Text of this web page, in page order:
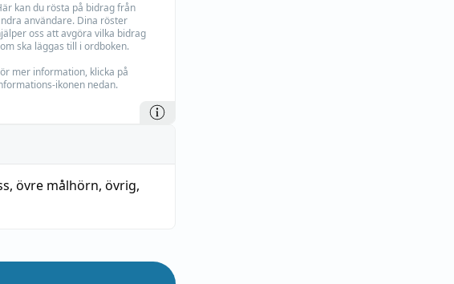
kan du rösta på bidrag från
användare. Dina röster
oss att avgöra vilka bidrag
ska läggas till i ordboken.
mer information, klicka på
ikonen nedan.
, övre målhörn, övrig,